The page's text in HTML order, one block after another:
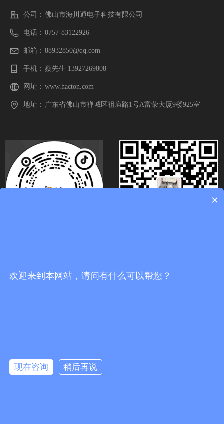
公司： 佛山市海川通电子科技有限公司
电话： 0757-83122926
邮箱： 88932850@qq.com
手机： 蔡先生 13927269808
网址： www.hacton.com
地址： 广东省佛山市禅城区祖庙路1号A富荣大厦9楼925室
网站地图：防爆数字对讲机_车载台中继台_无线对讲系统代理商-佛山市海川通电
子科技有限公司
×
欢迎来到本网站，请问有什么可以帮您？
现在咨询 稍后再说